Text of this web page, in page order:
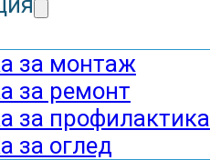
за монтаж
за ремонт
за профилактика
за оглед